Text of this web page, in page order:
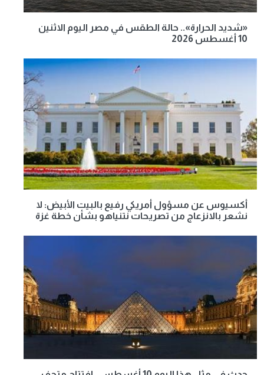
«شديد الحرارة».. حالة الطقس في مصر اليوم الاثنين
10 أغسطس 2026
أكسيوس عن مسؤول أمريكي رفيع بالبيت الأبيض: لا
نشعر بالانزعاج من تصريحات نتنياهو بشأن خطة غزة